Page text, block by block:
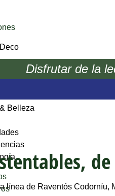
Belleza
Disfrutar de la
línea de Raventós